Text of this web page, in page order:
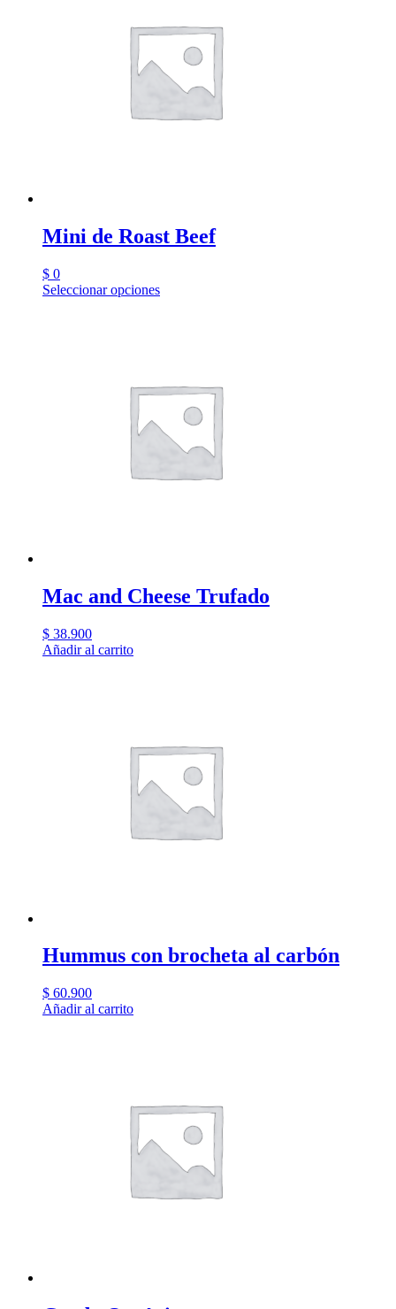
Mini de Roast Beef
$ 0
Seleccionar opciones
Mac and Cheese Trufado
$ 38.900
Añadir al carrito
Hummus con brocheta al carbón
$ 60.900
Añadir al carrito